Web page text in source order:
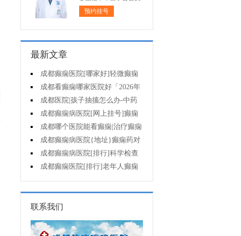
预约挂号
最新文章
成都癫痫医院[哪家好]轻微癫痫
可以不治疗吗?
成都看癫痫哪家医院好「2026年
度公布」癫痫发作时要做什么?
成都医院|孩子抽搐怎么办-中药
能治疗癫痫吗?
成都癫痫病医院[网上挂号]癫痫
护理的要点是什么?
成都哪个医院能看癫痫|治疗癫痫
有哪些误区?
成都癫痫病医院{地址}癫痫药对
孩子有伤害吗?
成都癫痫病医院[排行]科学检查
癫痫的重要性?
成都癫痫医院[排行]老年人癫痫
发作时应该怎么办?
联系我们